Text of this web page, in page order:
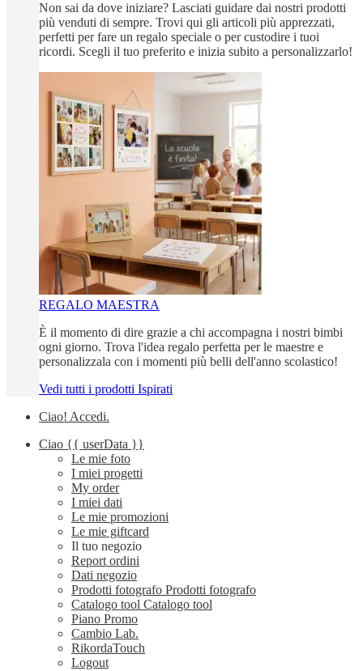
Non sai da dove iniziare? Lasciati guidare dai nostri prodotti
più venduti di sempre. Trovi qui gli articoli più apprezzati,
perfetti per fare un regalo speciale o per custodire i tuoi
ricordi. Scegli il tuo preferito e inizia subito a personalizzarlo!
REGALO MAESTRA
È il momento di dire grazie a chi accompagna i nostri bimbi
ogni giorno. Trova l'idea regalo perfetta per le maestre e
personalizzala con i momenti più belli dell'anno scolastico!
Vedi tutti i prodotti Ispirati
Ciao! Accedi.
Ciao {{ userData }}
Le mie foto
I miei progetti
My order
I miei dati
Le mie promozioni
Le mie giftcard
Il tuo negozio
Report ordini
Dati negozio
Prodotti fotografo Prodotti fotografo
Catalogo tool Catalogo tool
Piano Promo
Cambio Lab.
RikordaTouch
Logout